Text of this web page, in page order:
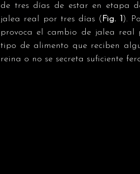
de tres días de estar en etapa
jalea real por tres días ( Fig. 1).
provoca el cambio de jalea
tipo de alimento que reciben
reina o no se secreta suficiente